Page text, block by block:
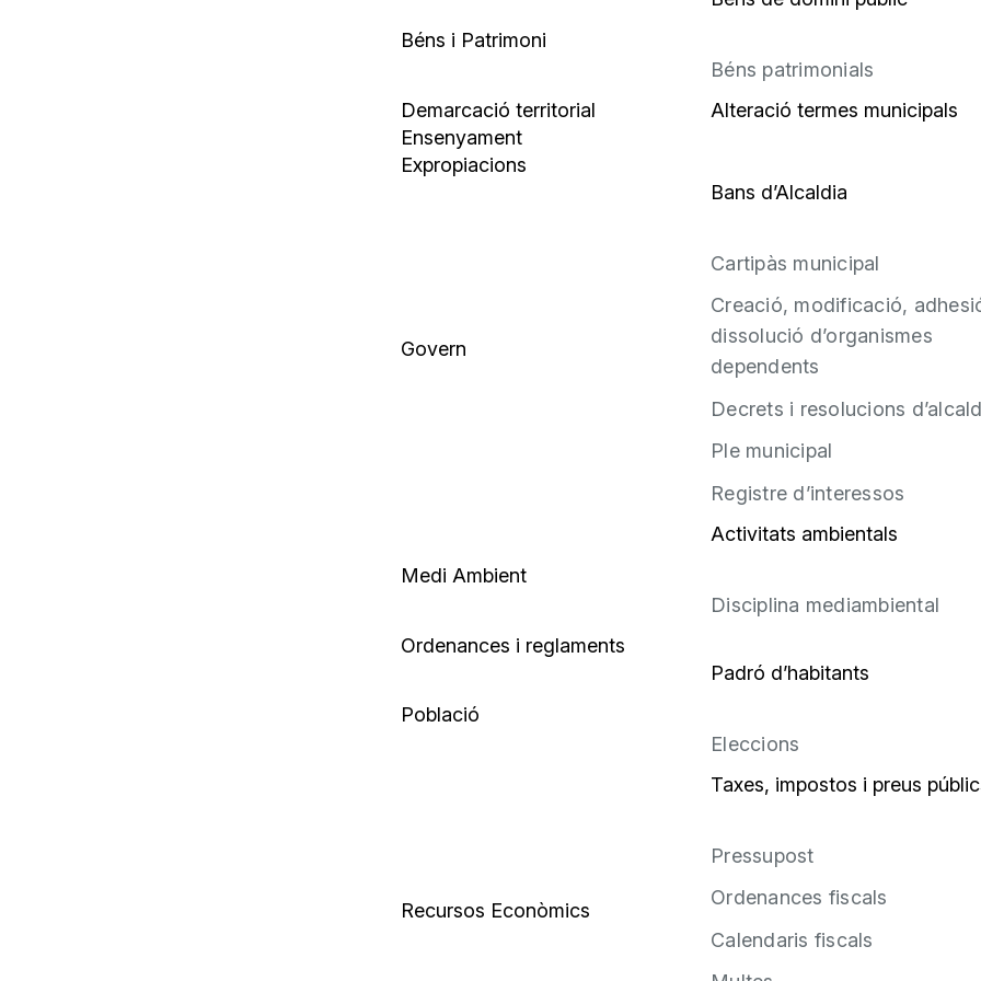
Béns i Patrimoni
Béns patrimonials
Demarcació territorial
Alteració termes municipals
Ensenyament
Expropiacions
Govern
Bans d’Alcaldia
Cartipàs municipal
Creació, modificació,
dissolució d’organismes
dependents
Decrets i resolucions
Ple municipal
Registre d’interessos
Medi Ambient
Activitats ambientals
Disciplina mediambiental
Ordenances i reglaments
Població
Padró d’habitants
Eleccions
Recursos Econòmics
Taxes, impostos i preus
Pressupost
Ordenances fiscals
Calendaris fiscals